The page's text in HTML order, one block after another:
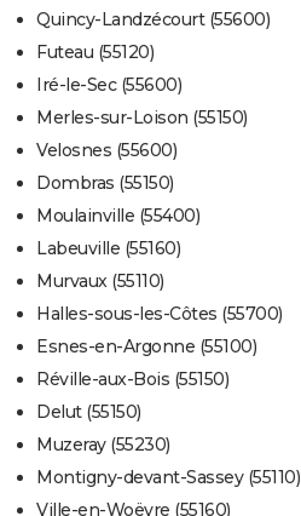
Quincy-Landzécourt (55600)
Futeau (55120)
Iré-le-Sec (55600)
Merles-sur-Loison (55150)
Velosnes (55600)
Dombras (55150)
Moulainville (55400)
Labeuville (55160)
Murvaux (55110)
Halles-sous-les-Côtes (55700)
Esnes-en-Argonne (55100)
Réville-aux-Bois (55150)
Delut (55150)
Muzeray (55230)
Montigny-devant-Sassey (55110)
Ville-en-Woëvre (55160)